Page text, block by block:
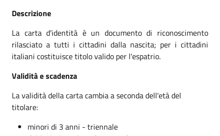
Descrizione
La carta d'identità è un documento di riconoscimento
rilasciato a tutti i cittadini dalla nascita; per i cittadini
italiani costituisce titolo valido per l'espatrio.
Validità e scadenza
La validità della carta cambia a seconda dell'età del
titolare:
minori di 3 anni - triennale